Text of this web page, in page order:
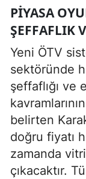
PIYASA
ŞEFFAFLIK
Yeni ÖTV
sektöründe
şeffaflığı ve
belirten
doğru fiyatı
zamanda
çıkacaktır.